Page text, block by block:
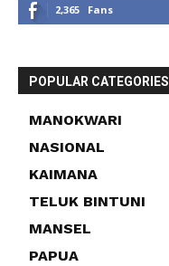
2,365 Fans
POPULAR CATEGORIES
MANOKWARI
NASIONAL
KAIMANA
TELUK BINTUNI
MANSEL
PAPUA